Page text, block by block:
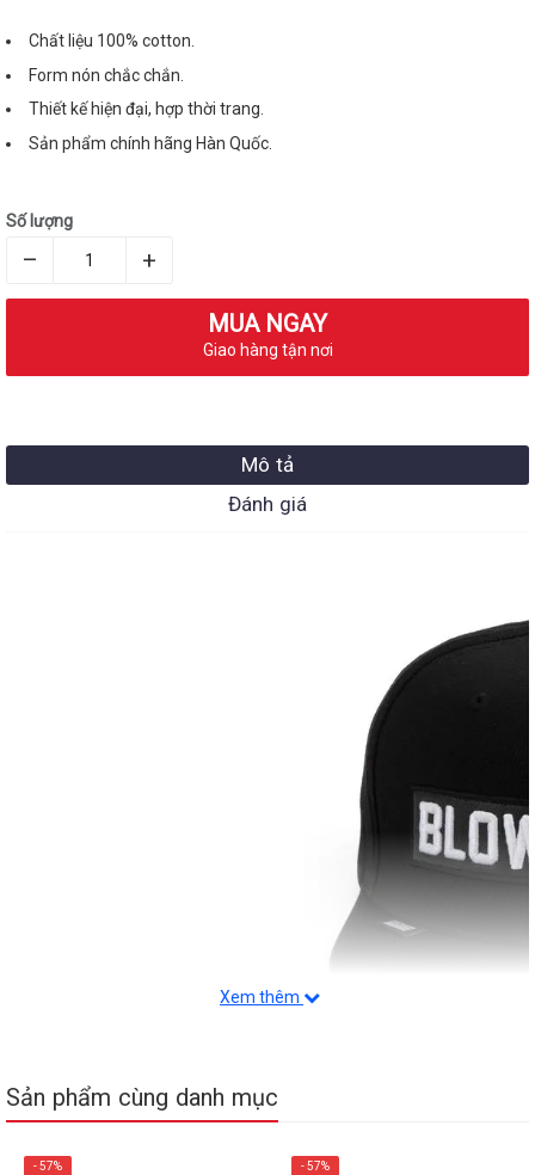
Chất liệu 100% cotton.
Form nón chắc chắn.
Thiết kế hiện đại, hợp thời trang.
Sản phẩm chính hãng Hàn Quốc.
Số lượng
– +
MUA NGAY
Giao hàng tận nơi
Mô tả
Đánh giá
Xem thêm
Sản phẩm cùng danh mục
- 57% - 57%